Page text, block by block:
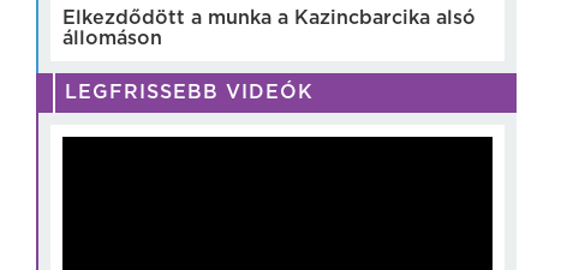
Elkezdődött a munka a Kazincbarcika alsó
állomáson
LEGFRISSEBB VIDEÓK